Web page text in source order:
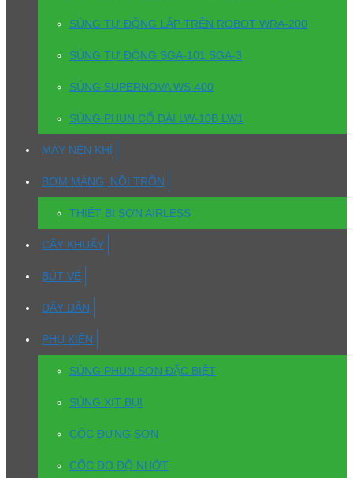
SÚNG TỰ ĐỘNG LẮP TRÊN ROBOT WRA-200
SÚNG TỰ ĐỘNG SGA-101 SGA-3
SÚNG SUPERNOVA WS-400
SÚNG PHUN CỔ DÀI LW-10B LW1
MÁY NÉN KHÍ
BƠM MÀNG, NỒI TRỘN
THIẾT BỊ SƠN AIRLESS
CÂY KHUẤY
BÚT VẼ
DÂY DẪN
PHỤ KIỆN
SÚNG PHUN SƠN ĐẶC BIỆT
SÚNG XỊT BỤI
CỐC ĐỰNG SƠN
CỐC ĐO ĐỘ NHỚT